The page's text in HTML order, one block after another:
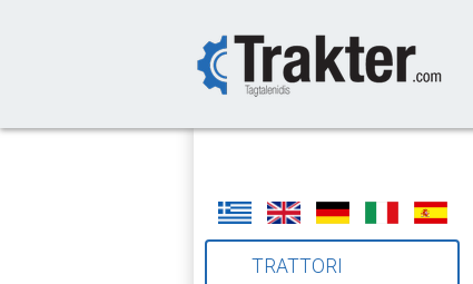
TRATTORI